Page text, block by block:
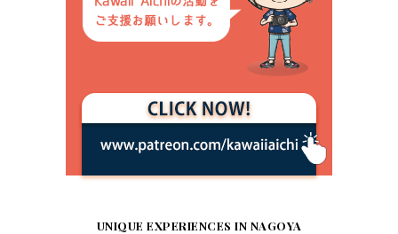
UNIQUE EXPERIENCES IN NAGOYA